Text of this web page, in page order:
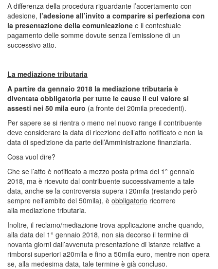
A differenza della procedura riguardante l’accertamento con
adesione, l’adesione all’invito a comparire si perfeziona con
la presentazione della comunicazione e il contestuale
pagamento delle somme dovute senza l’emissione di un
successivo atto.
La mediazione tributaria
A partire da gennaio 2018 la mediazione tributaria è
diventata obbligatoria per tutte le cause il cui valore si
assesti nei 50 mila euro (a fronte dei 20mila precedenti).
Per sapere se si rientra o meno nel nuovo range il contribuente
deve considerare la data di ricezione dell’atto notificato e non la
data di spedizione da parte dell’Amministrazione finanziaria.
Cosa vuol dire?
Che se l’atto è notificato a mezzo posta prima del 1° gennaio
2018, ma è ricevuto dal contribuente successivamente a tale
data, anche se la controversia supera i 20mila (restando però
sempre nell’ambito dei 50mila), è obbligatorio ricorrere
alla mediazione tributaria.
Inoltre, il reclamo/mediazione trova applicazione anche quando,
alla data del 1° gennaio 2018, non sia decorso il termine di
novanta giorni dall’avvenuta presentazione di istanze relative a
rimborsi superiori a20mila e fino a 50mila euro, mentre non opera
se, alla medesima data, tale termine è già concluso.